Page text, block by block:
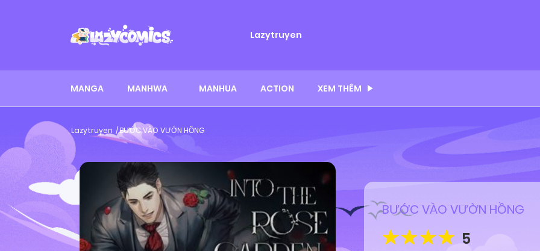
Lazytruyen
MANGA MANHWA MANHUA ACTION XEM THÊM
Lazytruyen BƯỚC VÀO VƯỜN HỒNG
BƯỚC VÀO VƯỜN HỒNG
5